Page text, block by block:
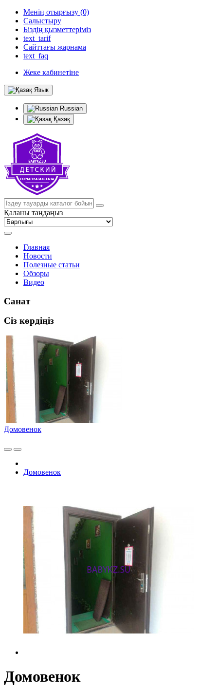
Менің отырғызу (0)
Салыстыру
Біздің қызметтеріміз
text_tarif
Сайттағы жарнама
text_faq
Жеке кабинетіне
Язык
Russian
Қазақ
Қаланы таңдаңыз
Главная
Новости
Полезные статьи
Обзоры
Видео
Санат
Сіз көрдіңіз
Домовенок
Домовенок
Домовенок